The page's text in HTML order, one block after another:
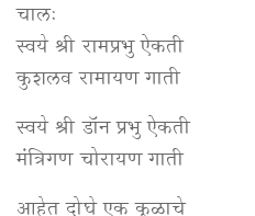
चाल:
स्वये श्री रामप्रभु ऐकती
कुशलव रामायण गाती
स्वये श्री डॉन प्रभु ऐकती
मंत्रिगण चोरायण गाती